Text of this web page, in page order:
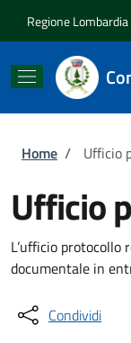
Regione Lombardia
Briciole
Home / Ufficio
Ufficio
L’ufficio
documentale in
Condividi